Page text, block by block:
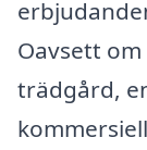
Oavsett
trädgård,